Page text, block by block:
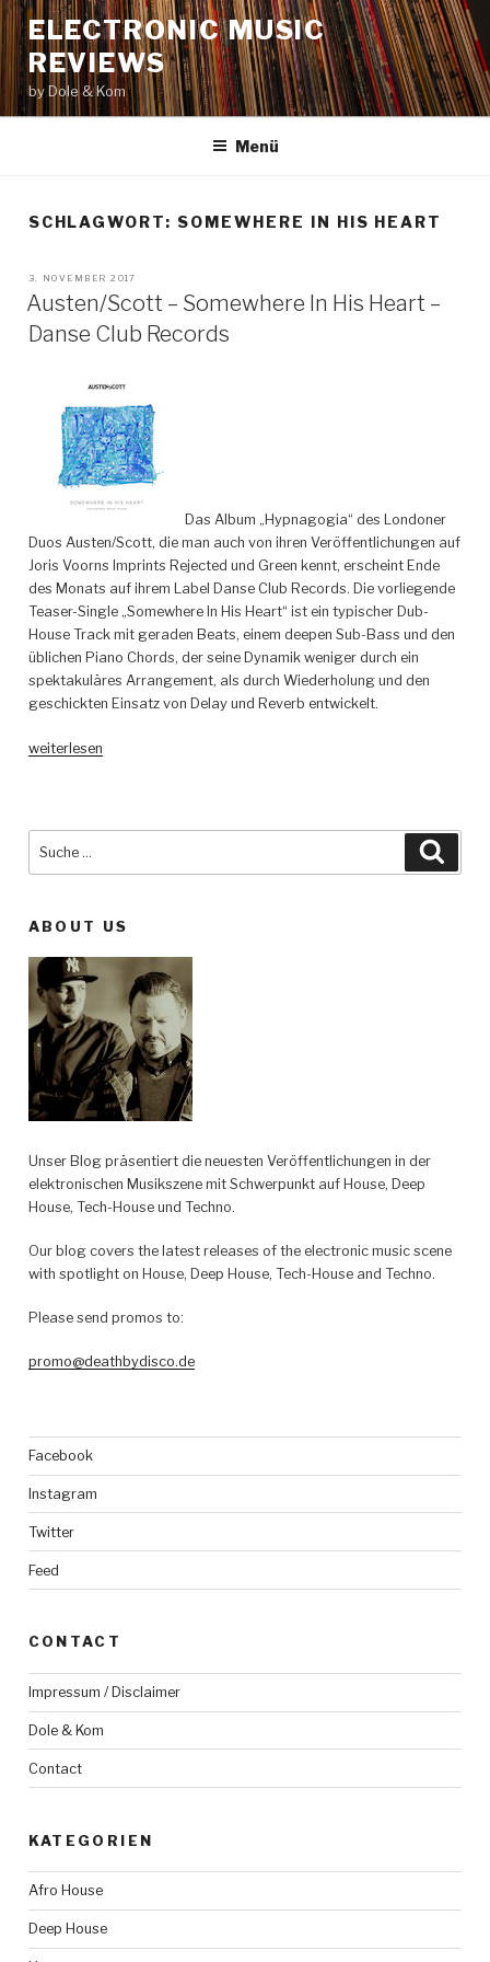
Zum
Inhalt
springen
ELECTRONIC MUSIC
REVIEWS
by Dole & Kom
Menü
SCHLAGWORT: SOMEWHERE IN HIS HEART
VERÖFFENTLICHT
3. NOVEMBER 2017
Austen/Scott – Somewhere In His Heart –
Danse Club Records
Das Album „Hypnagogia“ des Londoner
Duos Austen/Scott, die man auch von ihren Veröffentlichungen auf
Joris Voorns Imprints Rejected und Green kennt, erscheint Ende
des Monats auf ihrem Label Danse Club Records. Die vorliegende
Teaser-Single „Somewhere In His Heart“ ist ein typischer Dub-
House Track mit geraden Beats, einem deepen Sub-Bass und den
üblichen Piano Chords, der seine Dynamik weniger durch ein
spektakuläres Arrangement, als durch Wiederholung und den
geschickten Einsatz von Delay und Reverb entwickelt.
„Austen/Scott
Heart
Club
Records“
weiterlesen
ABOUT US
Unser Blog präsentiert die neuesten Veröffentlichungen in der
elektronischen Musikszene mit Schwerpunkt auf House, Deep
House, Tech-House und Techno.
Our blog covers the latest releases of the electronic music scene
with spotlight on House, Deep House, Tech-House and Techno.
Please send promos to:
promo@deathbydisco.de
Facebook
Instagram
Twitter
Feed
CONTACT
Impressum / Disclaimer
Dole & Kom
Contact
KATEGORIEN
Afro House
Deep House